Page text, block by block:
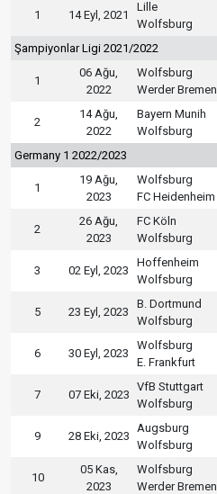
1 14 Eyl, 2021
Lille
Wolfsburg
Şampiyonlar Ligi 2021/2022
1
06 Ağu,
2022
Wolfsburg
Werder Bremen
2
14 Ağu,
2022
Bayern Munih
Wolfsburg
Germany 1 2022/2023
1
19 Ağu,
2023
Wolfsburg
FC Heidenheim
2
26 Ağu,
2023
FC Köln
Wolfsburg
3 02 Eyl, 2023
Hoffenheim
Wolfsburg
5 23 Eyl, 2023
B. Dortmund
Wolfsburg
6 30 Eyl, 2023
Wolfsburg
E. Frankfurt
7 07 Eki, 2023
VfB Stuttgart
Wolfsburg
9 28 Eki, 2023
Augsburg
Wolfsburg
10
05 Kas,
2023
Wolfsburg
Werder Bremen